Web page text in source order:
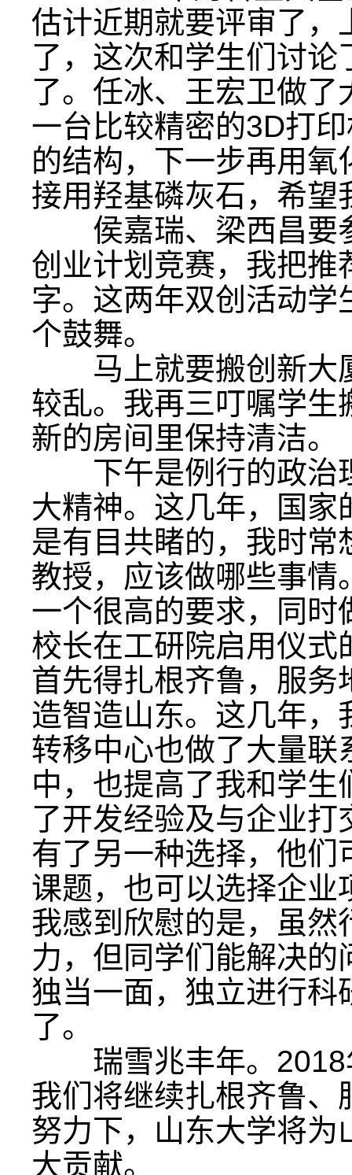
估计近期就要评审了，
了，这次和学生们讨
了。任冰、王宏卫做
一台比较精密的3D打
的结构，下一步再用
接用羟基磷灰石，希望
侯嘉瑞、梁西昌要参
创业计划竞赛，我把推
字。这两年双创活动
个鼓舞。
马上就要搬创新大
较乱。我再三叮嘱学生
新的房间里保持清洁。
下午是例行的政治
大精神。这几年，国
是有目共睹的，我时
教授，应该做哪些事情
一个很高的要求，同时
校长在工研院启用仪式
首先得扎根齐鲁，服
造智造山东。这几年，
转移中心也做了大量联
中，也提高了我和学
了开发经验及与企业
有了另一种选择，他们
课题，也可以选择企业
我感到欣慰的是，虽然
力，但同学们能解决
独当一面，独立进行科
了。
瑞雪兆丰年。2018
我们将继续扎根齐鲁、
努力下，山东大学将为
大贡献。